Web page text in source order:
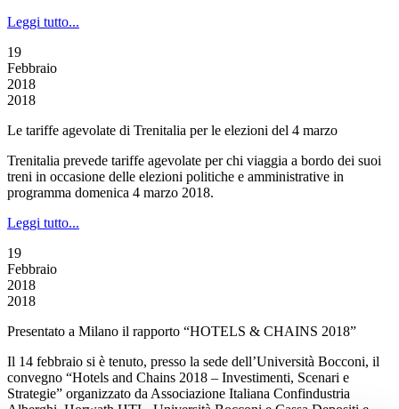
Leggi tutto...
19
Febbraio
2018
2018
Le tariffe agevolate di Trenitalia per le elezioni del 4 marzo
Trenitalia prevede tariffe agevolate per chi viaggia a bordo dei suoi
treni in occasione delle elezioni politiche e amministrative in
programma domenica 4 marzo 2018.
Leggi tutto...
19
Febbraio
2018
2018
Presentato a Milano il rapporto “HOTELS & CHAINS 2018”
Il 14 febbraio si è tenuto, presso la sede dell’Università Bocconi, il
convegno “Hotels and Chains 2018 – Investimenti, Scenari e
Strategie” organizzato da Associazione Italiana Confindustria